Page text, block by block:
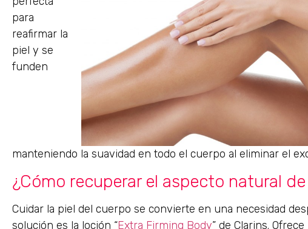
para
reafirmar la
piel y se
funden
manteniendo la suavidad en todo el cuerpo al eliminar el
¿Cómo recuperar el aspecto natural de
Cuidar la piel del cuerpo se convierte en una necesidad
solución es la loción “Extra Firming Body” de Clarins.